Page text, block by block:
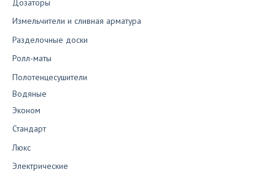
Дозаторы
Измельчители и сливная арматура
Разделочные доски
Ролл-маты
Полотенцесушители
Водяные
Эконом
Стандарт
Люкс
Электрические